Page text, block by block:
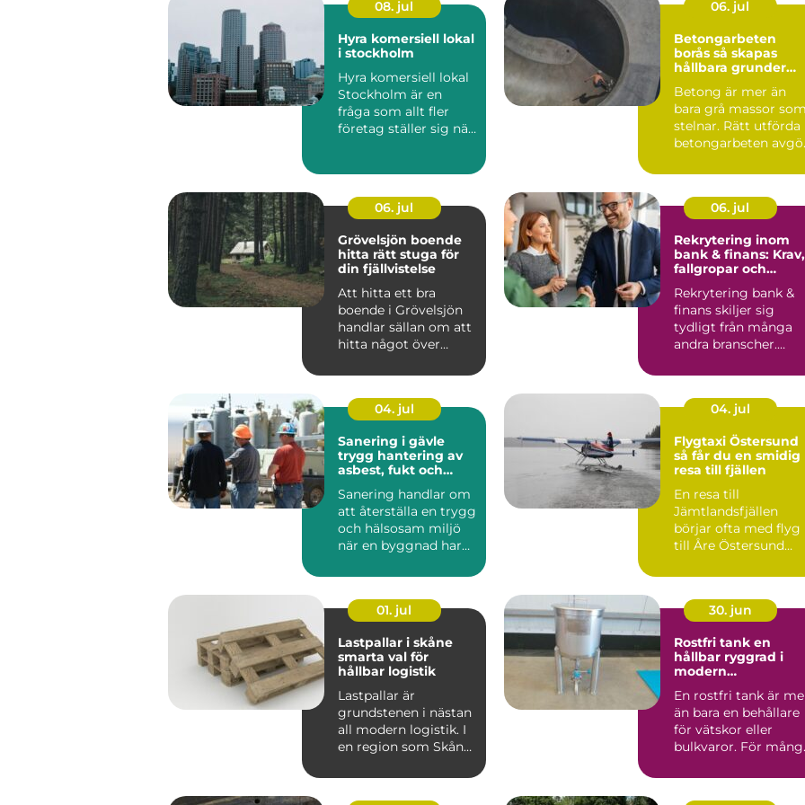
08. jul
Hyra komersiell lokal
i stockholm
Hyra komersiell lokal
Stockholm är en
fråga som allt fler
företag ställer sig när
06. jul
Betongarbeten
borås så skapas
hållbara grunder
Betong är mer än
bara grå massor som
stelnar. Rätt utförda
betongarbeten
06. jul
Grövelsjön boende
hitta rätt stuga för
din fjällvistelse
Att hitta ett bra
boende i Grövelsjön
handlar sällan om att
hitta något över
at...
06. jul
Rekrytering inom
bank & finans: Krav,
fallgropar och
Rekrytering bank &
finans skiljer sig
tydligt från många
andra branscher.
04. jul
Sanering i gävle
trygg hantering av
asbest, fukt och
Sanering handlar om
att återställa en trygg
och hälsosam miljö
när en byggnad har
04. jul
Flygtaxi Östersund
så får du en smidig
resa till fjällen
En resa till
Jämtlandsfjällen
börjar ofta med flyg
till Åre Östersund
man sig e...
01. jul
Lastpallar i skåne
smarta val för
hållbar logistik
Lastpallar är
grundstenen i nästan
all modern logistik. I
en region som Skåne,
liv...
30. jun
Rostfri tank en
hållbar ryggrad i
modern
En rostfri tank är
än bara en behållare
för vätskor eller
bulkvaror. För